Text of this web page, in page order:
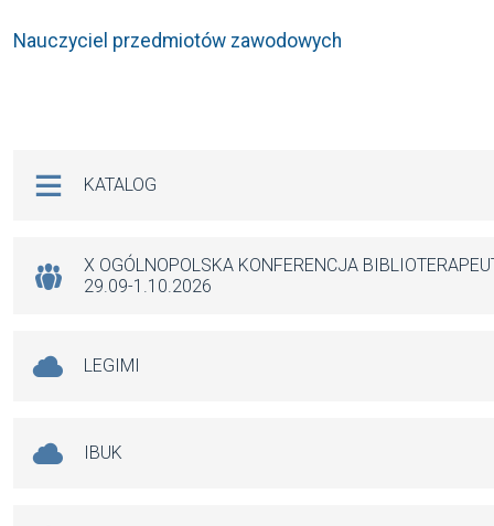
Nauczyciel przedmiotów zawodowych
KATALOG
X OGÓLNOPOLSKA KONFERENCJA
29.09-1.10.2026
LEGIMI
IBUK